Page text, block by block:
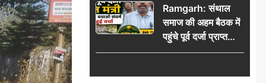
की भीड़
Ramgarh: संथाल
समाज की अहम बैठक में
पहुंचे पूर्व दर्जा प्राप्त
मंत्री, मरांग बुरू बचाओ